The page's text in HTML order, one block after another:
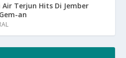
Air Terjun Hits Di Jember
an